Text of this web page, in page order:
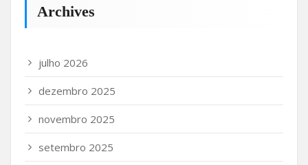
Archives
julho 2026
dezembro 2025
novembro 2025
setembro 2025